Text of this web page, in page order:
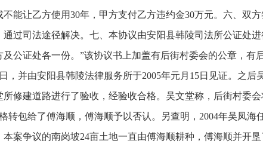
能让乙方使用30年，甲方支付乙方违约金30万元。六、双
过司法途径解决。七、本协议由安阳县韩陵司法所公证处
公证处各一份。”该协议书上加盖有后街村委会的公章，有
，并由安阳县韩陵法律服务所于2005年元月15日见证。之后
所修建道路进行了验收，经验收合格。吴文堂称，后街村委
转包给了傅海顺，傅海顺予以否认。另查明，2004年吴凤海
案争议的南岗坡24亩土地一直由傅海顺耕种，傅海顺并开垦